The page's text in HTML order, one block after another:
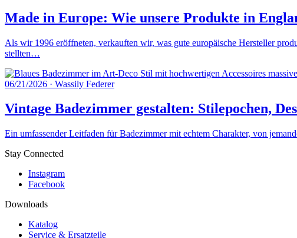
Made in Europe: Wie unsere Produkte in
Als wir 1996 eröffneten, verkauften wir, was gute europäische Hersteller
stellten…
06/21/2026 · Wassily Federer
Vintage Badezimmer gestalten: Stilepochen,
Ein umfassender Leitfaden für Badezimmer mit echtem Charakter, von
Stay Connected
Instagram
Facebook
Downloads
Katalog
Service & Ersatzteile